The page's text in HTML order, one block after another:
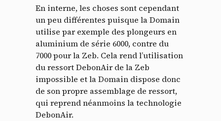
En interne, les choses sont cependant
un peu différentes puisque la Domain
utilise par exemple des plongeurs en
aluminium de série 6000, contre du
7000 pour la Zeb. Cela rend l’utilisation
du ressort DebonAir de la Zeb
impossible et la Domain dispose donc
de son propre assemblage de ressort,
qui reprend néanmoins la technologie
DebonAir.